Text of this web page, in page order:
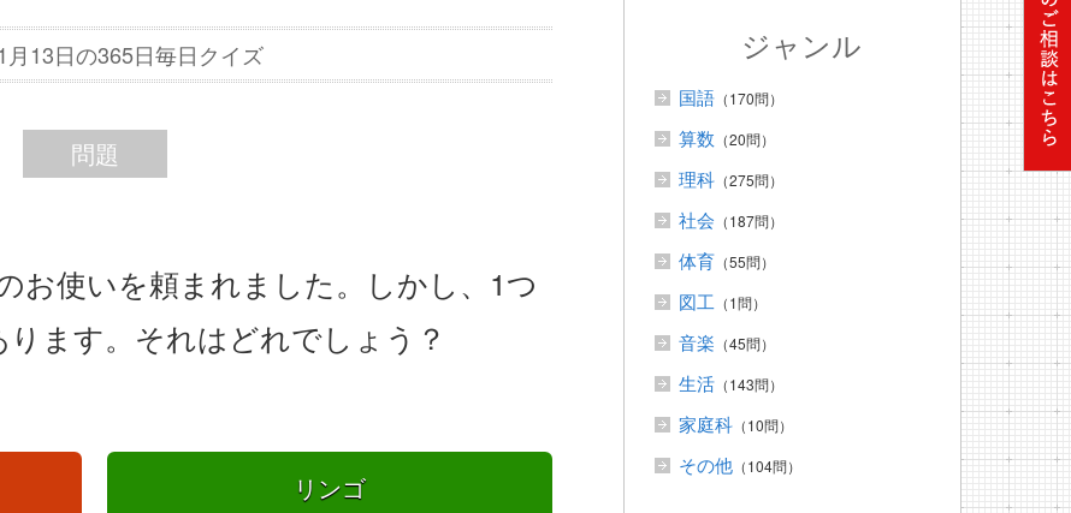
月13日の365日毎日クイズ
問題
お使いを頼まれました。しかし、1つ
ます。それはどれでしょう？
リンゴ
ジャンル
国語 （170問）
算数 （20問）
理科 （275問）
社会 （187問）
体育 （55問）
図工 （1問）
音楽 （45問）
生活 （143問）
家庭科 （10問）
その他 （104問）